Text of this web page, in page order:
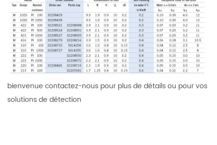
bienvenue contactez-nous pour plus de détails ou pour vos
solutions de détection